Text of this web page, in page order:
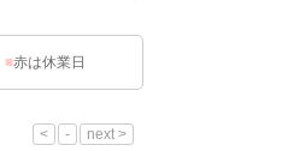
■赤は休業日